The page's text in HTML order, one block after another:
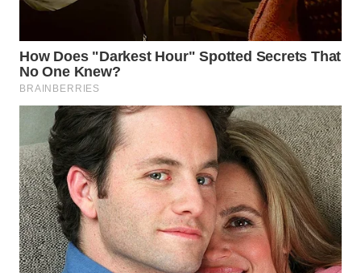
LABUHANBATU
WN
TAPANULI
TENGAH
WN DELI
SERDANG
WN
TEBING
TINGGI
WN